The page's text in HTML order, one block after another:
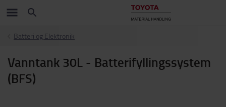
Batteri og Elektronik
Vanntank 30L - Batterifyllingssystem
(BFS)